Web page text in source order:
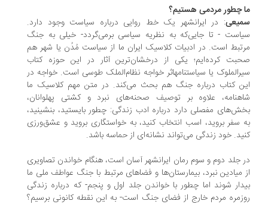
چطور مردمی هستیم؟
: در ایرانشهر یک خط روایی درباره سیاست وجود دارد.
- تا جایی‌که به نظریه سیاسی برمی‌گردد- خیلی به جنگ
است. در ادبیات کلاسیک ایران ما از سیاست مُدُن یا شهر هم
کرده‌ایم؛ یکی از درخشان‌ترین آثار در این حوزه کتاب
یا سیاستنامهاثر خواجه نظام‌الملک طوسی است. خواجه در
کتاب درباره جنگ هم بحث می‌کند. در متن مهم کلاسیک ما
علاوه بر توصیف صحنه‌های نبرد و کشتی پهلوانان،
مفصلی دارد درباره ادب زندگی: چطور بایستید، بنشینید،
سفر بروید، اسب انتخاب کنید، به خواستگاری بروید و عشق‌ورزی
خود زندگی می‌تواند نشانه‌ای از حماسه باشد.
جلد دوم و سوم رمان ایرانشهر آسان است، هنگام خواندن تصاویری
میادین نبرد، بیمارستان‌ها و فضاهای مرتبط با جنگ عواطف ملی ما
شوند اما چطور با خواندن جلد اول و پنجم- که درباره زندگی
مردم خارج از فضای جنگ است- به این نقطه کانونی برسیم؟